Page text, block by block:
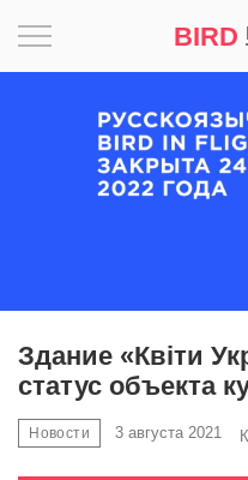
BIRD
Здание «Квіти
статус объекта
Новости 3 августа 2021